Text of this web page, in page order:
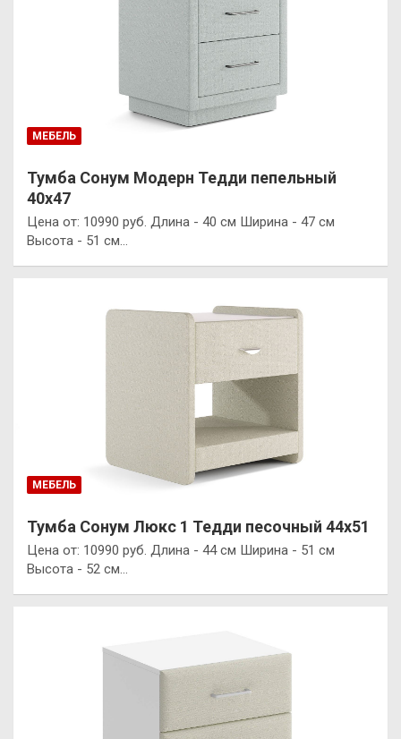
МЕБЕЛЬ
Тумба Сонум Модерн Тедди пепельный
40х47
Цена от: 10990 руб. Длина - 40 см Ширина - 47 см
Высота - 51 см…
МЕБЕЛЬ
Тумба Сонум Люкс 1 Тедди песочный 44х51
Цена от: 10990 руб. Длина - 44 см Ширина - 51 см
Высота - 52 см…